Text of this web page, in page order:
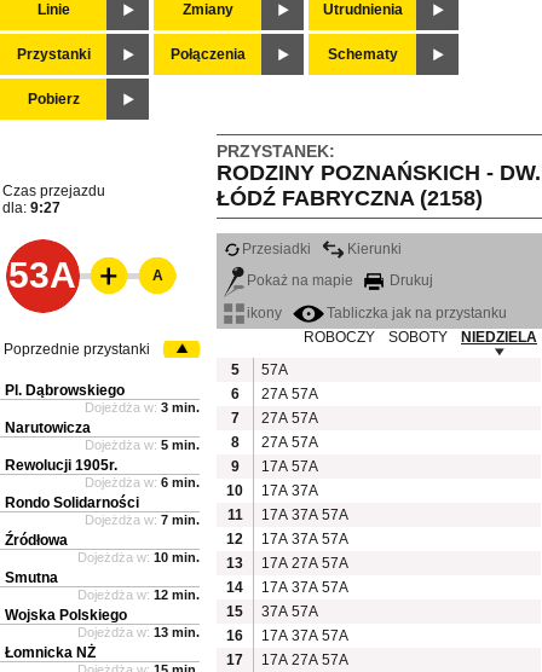
Linie Zmiany Utrudnienia
Przystanki Połączenia Schematy
Pobierz
PRZYSTANEK:
RODZINY POZNAŃSKICH - DW.
ŁÓDŹ FABRYCZNA (2158)
Czas przejazdu
dla: 9:27
53A
Przesiadki
Kierunki
Pokaż na mapie
Drukuj
ikony
Tabliczka jak na przystanku
ROBOCZY
SOBOTY
NIEDZIELA
5
57A
6
27A 57A
7
27A 57A
8
27A 57A
9
17A 57A
10
17A 37A
11
17A 37A 57A
12
17A 37A 57A
13
17A 27A 57A
14
17A 37A 57A
15
37A 57A
16
17A 37A 57A
17
17A 27A 57A
A
Poprzednie przystanki
Pl. Dąbrowskiego
Dojeżdża w: 3 min.
Narutowicza
Dojeżdża w: 5 min.
Rewolucji 1905r.
Dojeżdża w: 6 min.
Rondo Solidarności
Dojeżdża w: 7 min.
Źródłowa
Dojeżdża w: 10 min.
Smutna
Dojeżdża w: 12 min.
Wojska Polskiego
Dojeżdża w: 13 min.
Łomnicka NŻ